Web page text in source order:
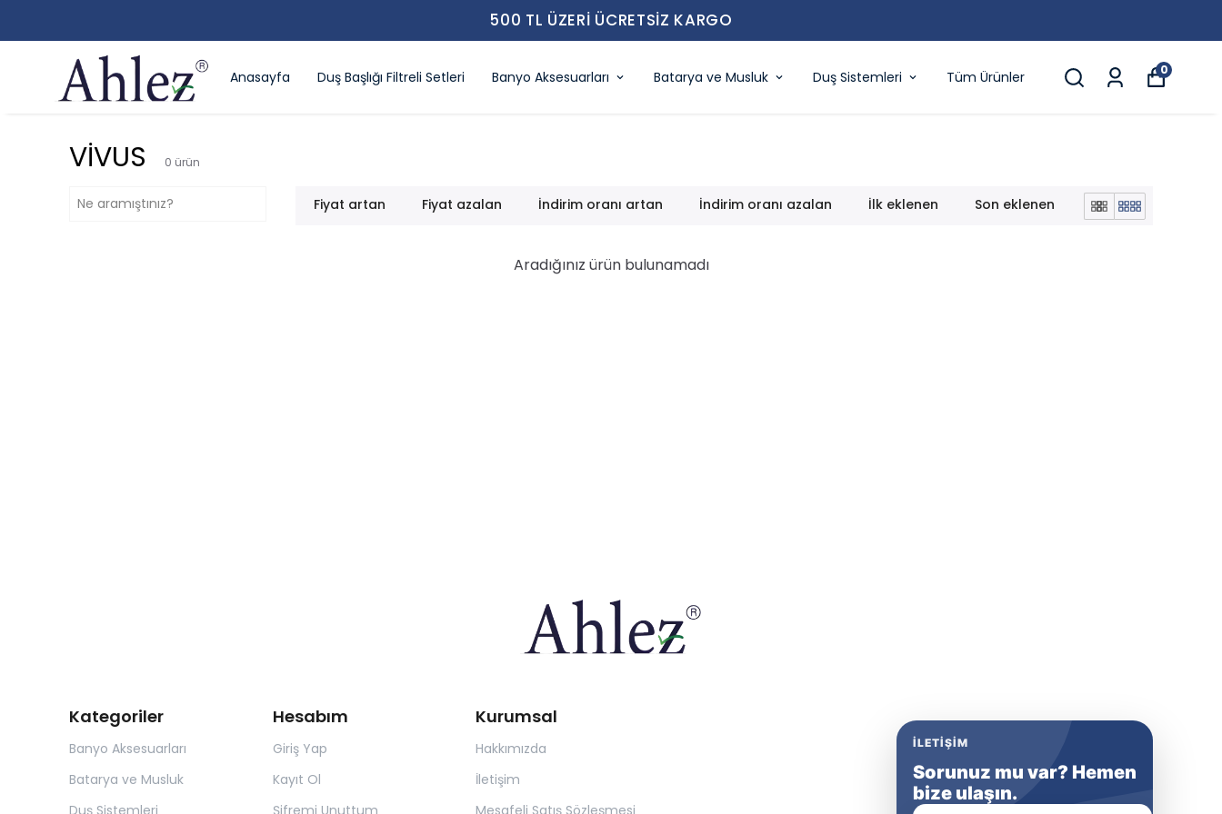
500 TL ÜZERI ÜCRETSIZ KARGO
Anasayfa Duş Başlığı Filtreli Setleri Banyo Aksesuarları Batarya ve Musluk Duş Sistemleri Tüm Ürünler 0
VİVUS 0 ürün
Fiyat artan Fiyat azalan İndirim oranı artan İndirim oranı azalan İlk eklenen Son eklenen
Aradığınız ürün bulunamadı
Kategoriler
Banyo Aksesuarları
Batarya ve Musluk
Hesabım
Giriş Yap
Kayıt Ol
Kurumsal
Hakkımızda
İletişim
İLETIŞIM
Sorunuz mu var? Hemen
bize ulaşın.